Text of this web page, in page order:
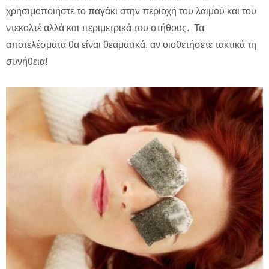
χρησιμοποιήστε το παγάκι στην περιοχή του λαιμού και του
ντεκολτέ αλλά και περιμετρικά του στήθους. Τα
αποτελέσματα θα είναι θεαματικά, αν υιοθετήσετε τακτικά τη
συνήθεια!